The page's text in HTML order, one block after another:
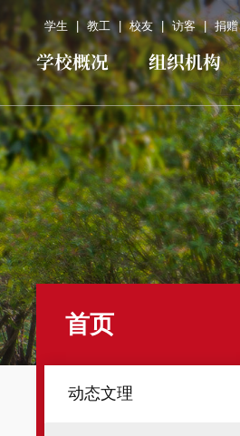
学生 | 教工 校友 | 访客 | 捐赠
学校概况 组织机构
首页
动态文理